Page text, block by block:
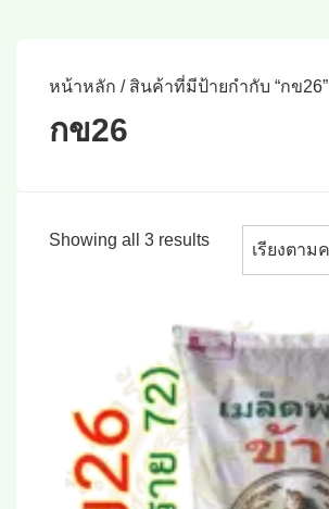
หน้าหลัก / สินค้าที่มีป้ายกำกับ “กข26”
กข26
Showing all 3 resultsSorted